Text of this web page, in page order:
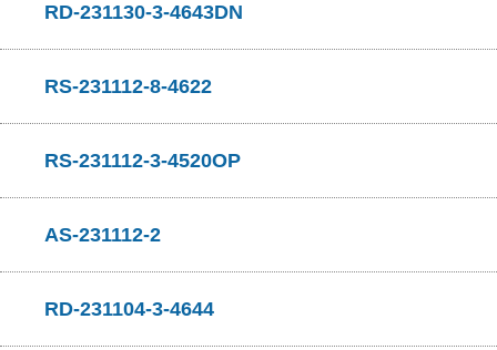
RD-231130-3-4643DN
RS-231112-8-4622
RS-231112-3-4520OP
AS-231112-2
RD-231104-3-4644